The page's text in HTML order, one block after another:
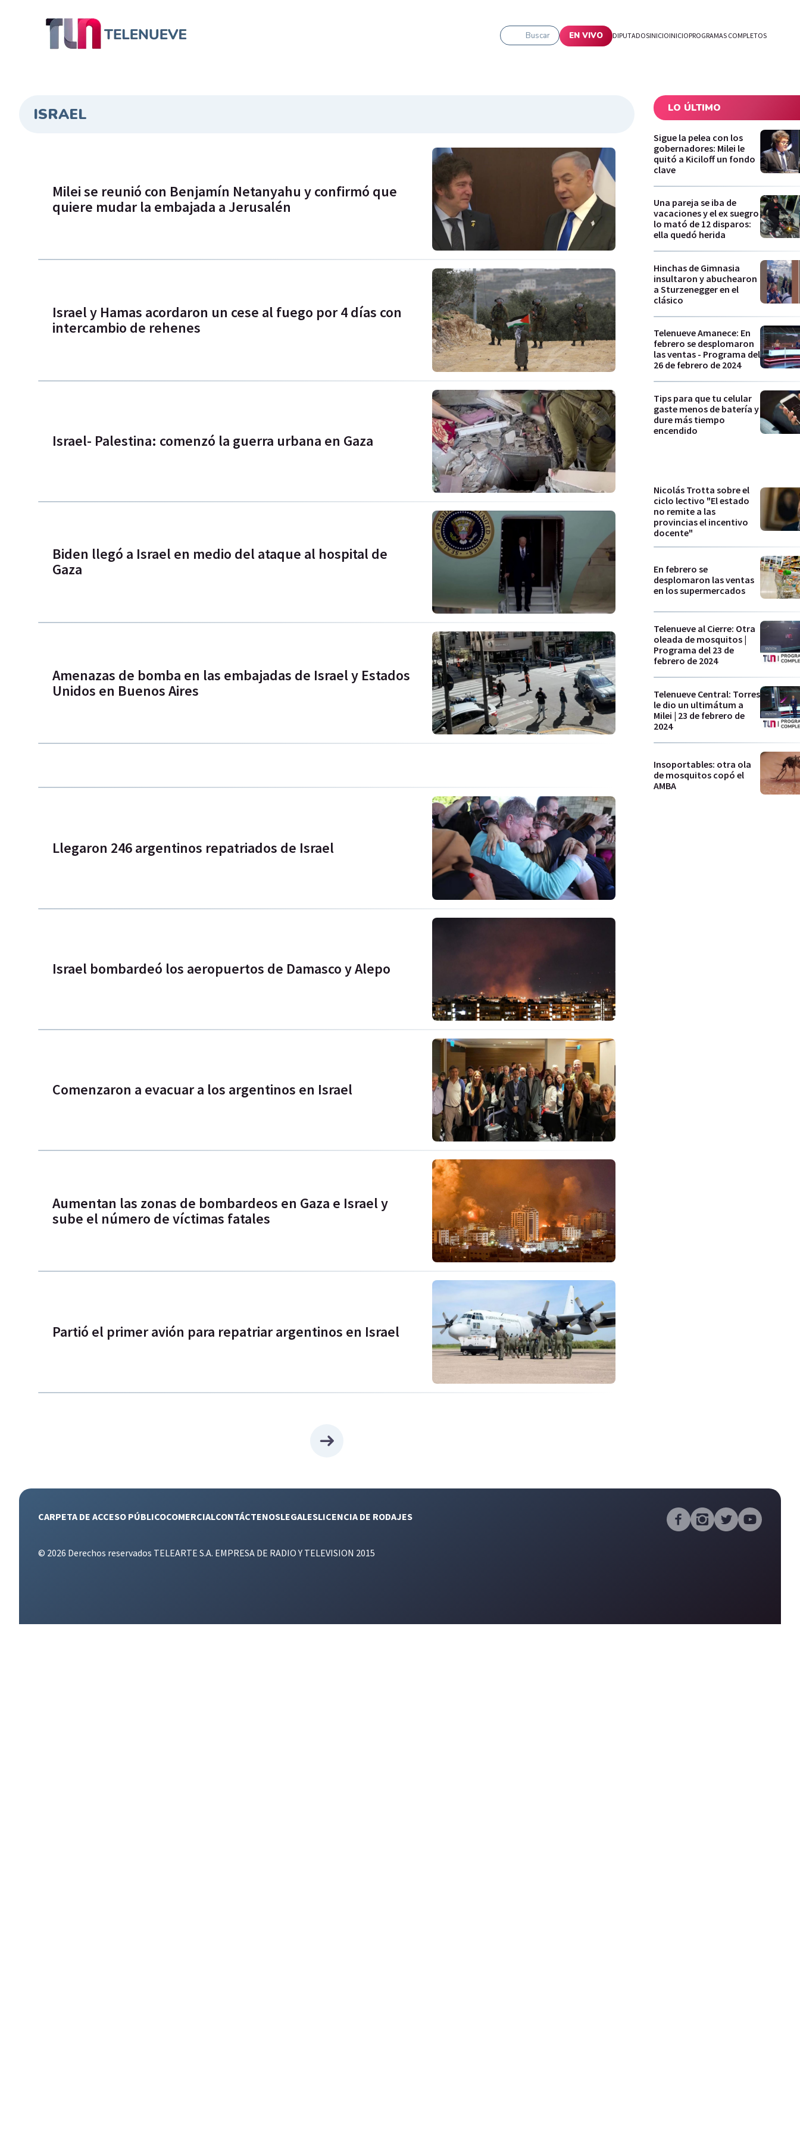
Buscar EN VIVO DIPUTADOSINICIOINICIOPROGRAMAS COMPLETOS
ISRAEL
Milei se reunió con Benjamín Netanyahu y confirmó que
quiere mudar la embajada a Jerusalén
Israel y Hamas acordaron un cese al fuego por 4 días con
intercambio de rehenes
Israel- Palestina: comenzó la guerra urbana en Gaza
Biden llegó a Israel en medio del ataque al hospital de
Gaza
Amenazas de bomba en las embajadas de Israel y Estados
Unidos en Buenos Aires
Llegaron 246 argentinos repatriados de Israel
Israel bombardeó los aeropuertos de Damasco y Alepo
Comenzaron a evacuar a los argentinos en Israel
Aumentan las zonas de bombardeos en Gaza e Israel y
sube el número de víctimas fatales
Partió el primer avión para repatriar argentinos en Israel
LO ÚLTIMO
Sigue la pelea con los
gobernadores: Milei le
quitó a Kiciloff un fondo
clave
Una pareja se iba de
vacaciones y el ex suegro
lo mató de 12 disparos:
ella quedó herida
Hinchas de Gimnasia
insultaron y abuchearon
a Sturzenegger en el
clásico
Telenueve Amanece: En
febrero se desplomaron
las ventas - Programa del
26 de febrero de 2024
Tips para que tu celular
gaste menos de batería y
dure más tiempo
encendido
Nicolás Trotta sobre el
ciclo lectivo "El estado
no remite a las
provincias el incentivo
docente"
En febrero se
desplomaron las ventas
en los supermercados
Telenueve al Cierre: Otra
oleada de mosquitos |
Programa del 23 de
febrero de 2024
Telenueve Central: Torres
le dio un ultimátum a
Milei | 23 de febrero de
2024
Insoportables: otra ola
de mosquitos copó el
AMBA
CARPETA DE ACCESO PÚBLICOCOMERCIALCONTÁCTENOSLEGALESLICENCIA DE RODAJES
© 2026 Derechos reservados TELEARTE S.A. EMPRESA DE RADIO Y TELEVISION 2015